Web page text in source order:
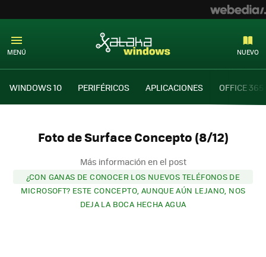
MENÚ NUEVO
WINDOWS 10 PERIFÉRICOS APLICACIONES OFFICE 365
Foto de Surface Concepto (8/12)
Más información en el post
¿CON GANAS DE CONOCER LOS NUEVOS TELÉFONOS DE
MICROSOFT? ESTE CONCEPTO, AUNQUE AÚN LEJANO, NOS
DEJA LA BOCA HECHA AGUA